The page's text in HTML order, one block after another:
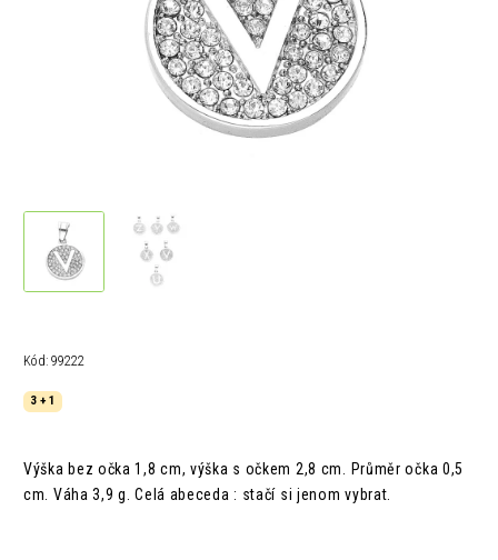
Kód: 99222
3 + 1
Výška bez očka 1,8 cm, výška s očkem 2,8 cm. Průměr očka 0,5
cm. Váha 3,9 g. Celá abeceda : stačí si jenom vybrat.